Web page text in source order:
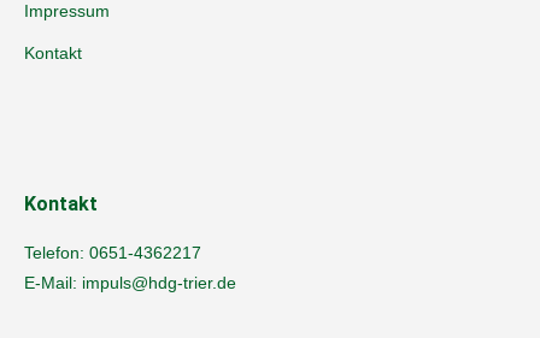
Impressum
Kontakt
Kontakt
Telefon: 0651-4362217
E-Mail: impuls@hdg-trier.de